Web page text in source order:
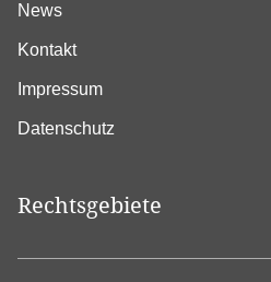
News
Kontakt
Impressum
Datenschutz
Rechtsgebiete